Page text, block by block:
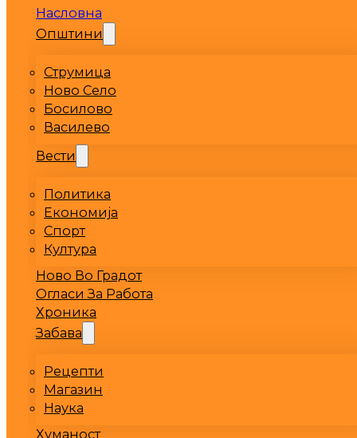
Насловна
Општини
Струмица
Ново Село
Босилово
Василево
Вести
Политика
Економија
Спорт
Култура
Ново Во Градот
Огласи За Работа
Хроника
Забава
Рецепти
Магазин
Наука
Хуманост